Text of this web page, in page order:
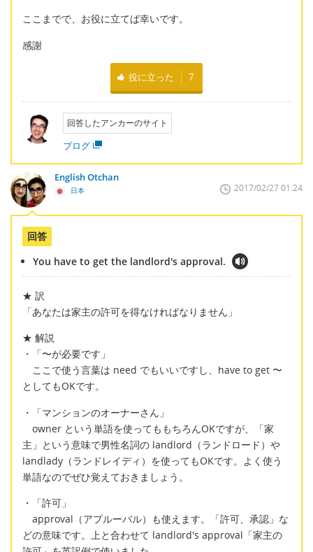
ここまでで、お役に立てば幸いです。
感謝
役に立った 7
回答したアンカーのサイト
ブログ
English Otchan
日本 2017/02/27 01:24
回答
You have to get the landlord's approval.
★ 訳
「あなたは家主の許可を得なければなりません」
★ 解説
・「〜が必要です」
ここで使う言葉は need でもいいですし、have to get 〜
としてもOKです。
・「マンションのオーナーさん」
owner という単語を使ってももちろんOKですが、「家
主」という意味で男性名詞の landlord（ランドロード）や
landlady（ランドレイディ）を使ってもOKです。よく使う
単語なのでぜひ覚えておきましょう。
・「許可」
approval（アプルーバル）も使えます。「許可、承認」な
どの意味です。上と合わせて landlord's approval「家主の